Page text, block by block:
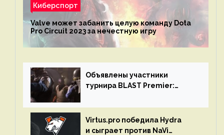
Киберспорт
Valve может забанить целую команду Dota
Pro Circuit 2023 за нечестную игру
Объявлены участники
турнира BLAST Premier:
Virtus.pro победила Hydra
и сыграет против NaVi